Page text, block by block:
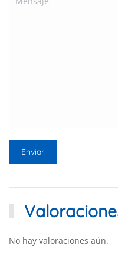
No hay valoraciones aún.